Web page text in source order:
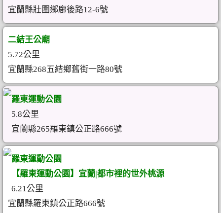
宜蘭縣壯圍鄉廍後路12-6號
二結王公廟
5.72公里
宜蘭縣268五結鄉舊街一路80號
羅東運動公園
5.8公里
宜蘭縣265羅東鎮公正路666號
羅東運動公園
【羅東運動公園】宜蘭|都市裡的世外桃源
6.21公里
宜蘭縣羅東鎮公正路666號